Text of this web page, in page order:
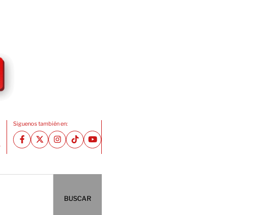
Siguenos también en:
BUSCAR